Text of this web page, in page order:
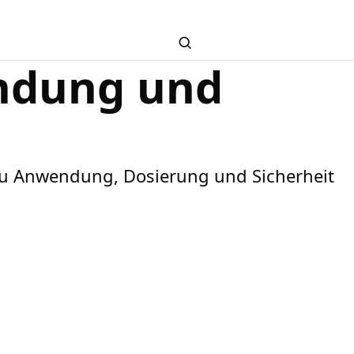
Search
und
Anwendung, Dosierung und Sicherheit